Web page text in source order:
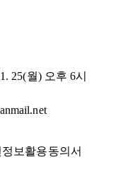
25(월) 오후6시
보활용동의서